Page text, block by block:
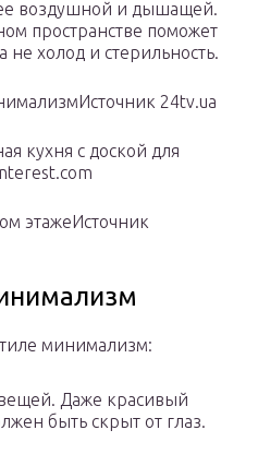
воздушной и дышащей.
пространстве поможет
не холод и стерильность.
24tv.ua
кухня с доской для
этажеИсточник
минимализм:
Даже красивый
быть скрыт от глаз.